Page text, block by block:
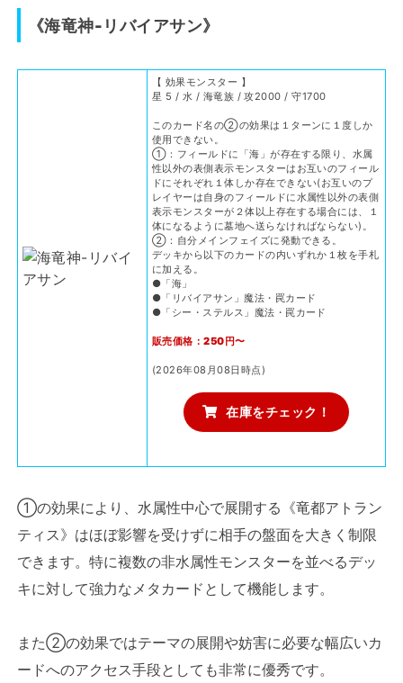
《海竜神-リバイアサン》
【 効果モンスター 】
星 5 / 水 / 海竜族 / 攻2000 / 守1700
このカード名の②の効果は１ターンに１度しか
使用できない。
①：フィールドに「海」が存在する限り、水属
性以外の表側表示モンスターはお互いのフィール
ドにそれぞれ１体しか存在できない(お互いのプ
レイヤーは自身のフィールドに水属性以外の表側
表示モンスターが２体以上存在する場合には、１
体になるように墓地へ送らなければならない)。
②：自分メインフェイズに発動できる。
デッキから以下のカードの内いずれか１枚を手札
に加える。
●「海」
●「リバイアサン」魔法・罠カード
●「シー・ステルス」魔法・罠カード
販売価格：250円〜
(2026年08月08日時点)
在庫をチェック！
①の効果により、水属性中心で展開する《竜都アトラン
ティス》はほぼ影響を受けずに相手の盤面を大きく制限
できます。特に複数の非水属性モンスターを並べるデッ
キに対して強力なメタカードとして機能します。
また②の効果ではテーマの展開や妨害に必要な幅広いカ
ードへのアクセス手段としても非常に優秀です。